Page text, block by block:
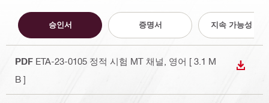
승인서 증명서 지속 가능성 문
PDF ETA-23-0105 정적 시험 MT 채널 , 영어 [ 3.1 M
B ]
다운로